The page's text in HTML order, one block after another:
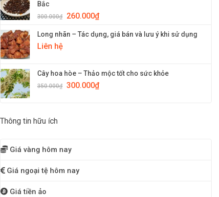
Bắc
300.000₫ 260.000₫
Long nhãn – Tác dụng, giá bán và lưu ý khi sử dụng
Liên hệ
Cây hoa hòe – Thảo mộc tốt cho sức khỏe
350.000₫ 300.000₫
Thông tin hữu ích
Giá vàng hôm nay
Giá ngoại tệ hôm nay
Giá tiền ảo